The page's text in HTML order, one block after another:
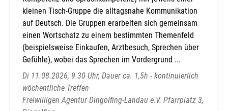
kleinen Tisch-Gruppe die alltagsnahe Kommunikation
auf Deutsch. Die Gruppen erarbeiten sich gemeinsam
einen Wortschatz zu einem bestimmten Themenfeld
(beispielsweise Einkaufen, Arztbesuch, Sprechen über
Gefühle), wobei das Sprechen im Vordergrund ...
Di 11.08.2026, 9.30 Uhr, Dauer ca. 1,5h - kontinuierlich
wöchentliche Treffen
Freiwilligen Agentur Dingolfing-Landau e.V. Pfarrplatz 3,